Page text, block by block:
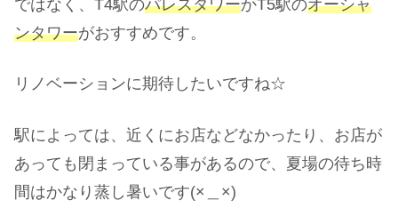
ではなく、T4駅のパレスタワーかT5駅のオーシャ
ンタワーがおすすめです。
リノベーションに期待したいですね☆
駅によっては、近くにお店などなかったり、お店が
あっても閉まっている事があるので、夏場の待ち時
間はかなり蒸し暑いです(×＿×)